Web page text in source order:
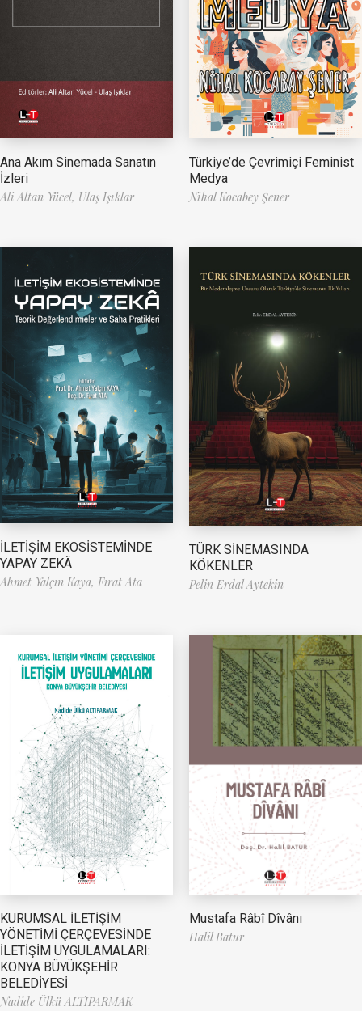
Ana Akım Sinemada Sanatın
İzleri
Ali Altan Yücel, Ulaş Işıklar
Türkiye’de Çevrimiçi Feminist
Medya
Nihal Kocabey Şener
İLETİŞİM EKOSİSTEMİNDE
YAPAY ZEKÂ
Ahmet Yalçın Kaya, Fırat Ata
TÜRK SİNEMASINDA
KÖKENLER
Pelin Erdal Aytekin
KURUMSAL İLETİŞİM
YÖNETİMİ ÇERÇEVESİNDE
İLETİŞİM UYGULAMALARI:
KONYA BÜYÜKŞEHİR
BELEDİYESİ
Nadide Ülkü ALTIPARMAK
Mustafa Râbî Dîvânı
Halil Batur